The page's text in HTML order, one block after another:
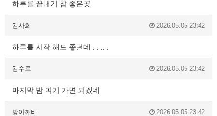
하루를 끝내기 참 좋은곳
김사희 2026.05.05 23:42
하루를 시작 해도 좋던데 . . .. .
김수로 2026.05.05 23:42
마지막 밤 여기 가면 되겠네
방아깨비 2026.05.05 23:42